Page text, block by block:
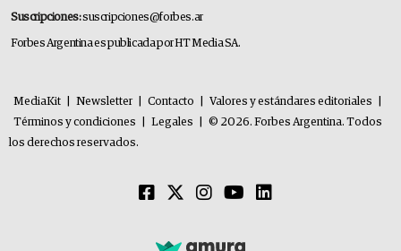
Suscripciones:suscripciones@forbes.ar
Forbes Argentina es publicada por HT Media SA.
MediaKit Newsletter Contacto Valores y estándares editoriales
Términos y condiciones
Legales
© 2026. Forbes Argentina. Todos
los derechos reservados.